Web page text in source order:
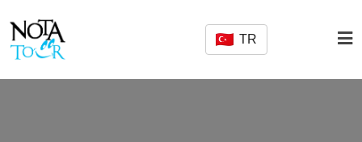
TR